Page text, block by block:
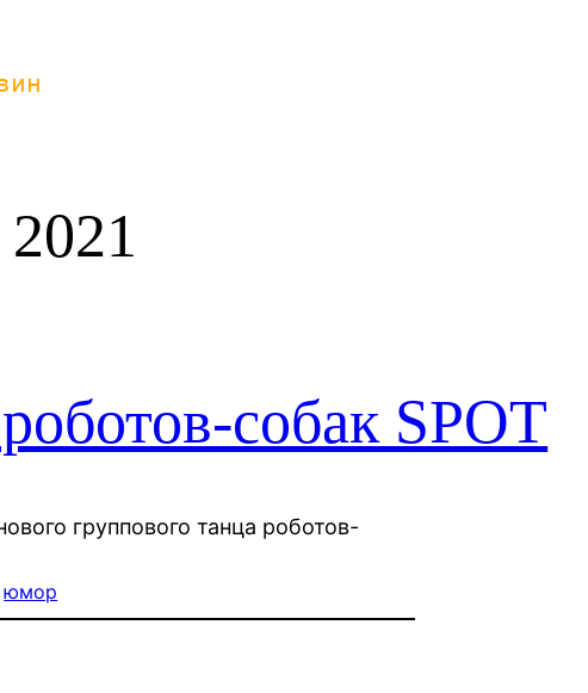
собак SPOT
группового танца роботов-
юмор